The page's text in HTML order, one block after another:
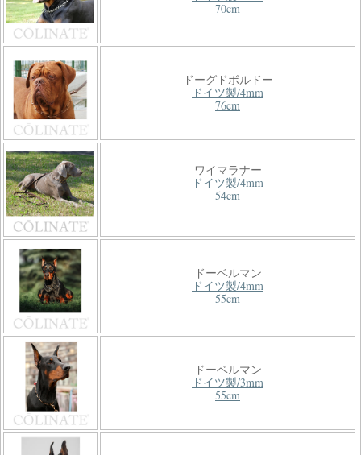
70cm
ドーグドボルドー
ドイツ製/4mm
76cm
ワイマラナー
ドイツ製/4mm
54cm
ドーベルマン
ドイツ製/4mm
55cm
ドーベルマン
ドイツ製/3mm
55cm